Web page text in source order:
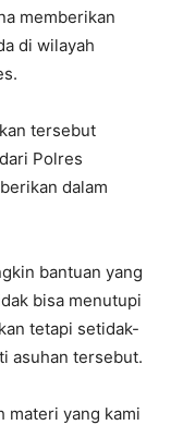
memberikan
di wilayah
tersebut
Polres
dalam
bantuan yang
bisa menutupi
tetapi setidak-
asuhan tersebut.
materi yang kami